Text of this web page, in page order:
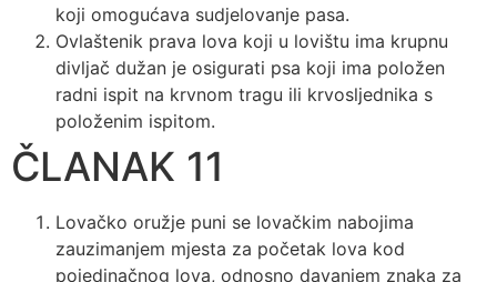
koji omogućava sudjelovanje pasa.
Ovlaštenik prava lova koji u lovištu ima krupnu
divljač dužan je osigurati psa koji ima položen
radni ispit na krvnom tragu ili krvosljednika s
položenim ispitom.
ČLANAK 11
Lovačko oružje puni se lovačkim nabojima
zauzimanjem mjesta za početak lova kod
pojedinačnog lova, odnosno davanjem znaka za